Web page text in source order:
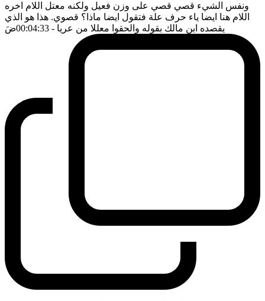
ونفس الشيء قصي قصي على وزن فعيل ولكنه معتل اللام اخره
اللام هنا ايضا ياء حرف علة فتقول ايضا ماذا؟ قصوي. هذا هو الذي
يقصده ابن مالك بقوله والحقوا معللا من عريا - 00:04:33 ضَ